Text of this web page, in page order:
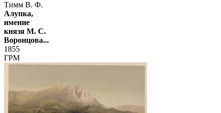
Тимм В. Ф.
Алупка,
имение
князя М. С.
Воронцова...
1855
ГРМ